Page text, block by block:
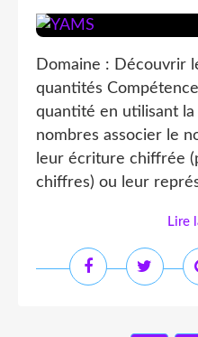
Domaine : Découvrir
quantités
quantité en utilisant la
nombres associer le
leur écriture chiffrée
chiffres) ou leur
Lire